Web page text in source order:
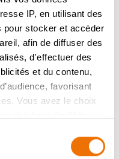
IP, en utilisant des
pour stocker et accéder
afin de diffuser des
d'effectuer des
et du contenu,
favorisant
Vous avez le choix
relative aux